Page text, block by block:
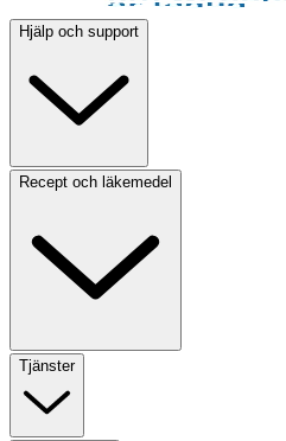
Hjälp och support
Recept och läkemedel
Tjänster